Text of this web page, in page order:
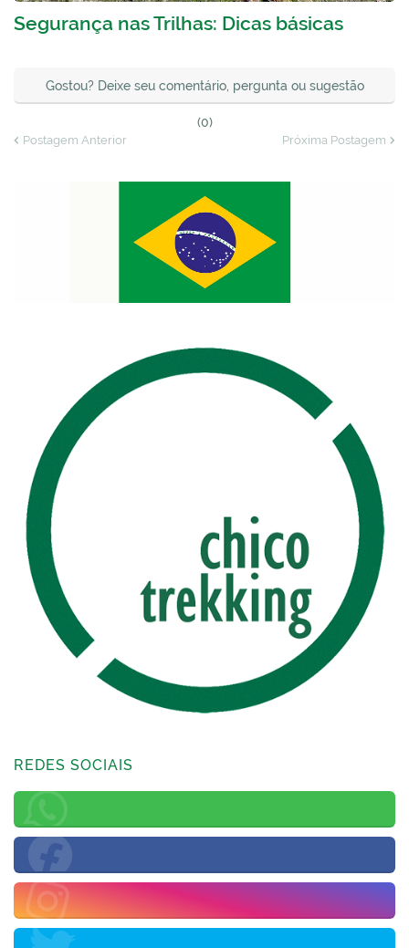
Segurança nas Trilhas: Dicas básicas
Gostou? Deixe seu comentário, pergunta ou sugestão
(0)
Postagem Anterior Próxima Postagem
REDES SOCIAIS